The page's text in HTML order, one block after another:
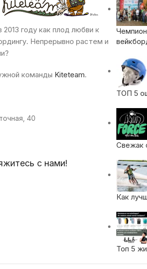
2013 году как плод любви к
Непрерывно растем и
команды Kiteteam.
40
с нами!
ТОП 5
Свежак
Как
Топ 5